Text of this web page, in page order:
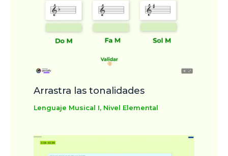
Arrastra las tonalidades
Lenguaje Musical I, Nivel Elemental